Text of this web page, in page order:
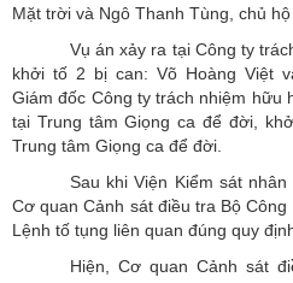
Mặt trời và Ngô Thanh Tùng, chủ
Vụ án xảy ra tại Công ty
khởi tố 2 bị can: Võ Hoàng Việt
Giám đốc Công ty trách nhiệm hữu
tại Trung tâm Giọng ca để đời,
Trung tâm Giọng ca để đời.
Sau khi Viện Kiểm sát
Cơ quan Cảnh sát điều tra Bộ Công
Lệnh tố tụng liên quan đúng quy
Hiện, Cơ quan Cảnh sát